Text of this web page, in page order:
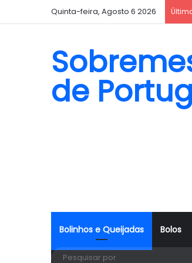
Quinta-feira, Agosto 6 2026
de
Bolinhos e Queijadas Bolos